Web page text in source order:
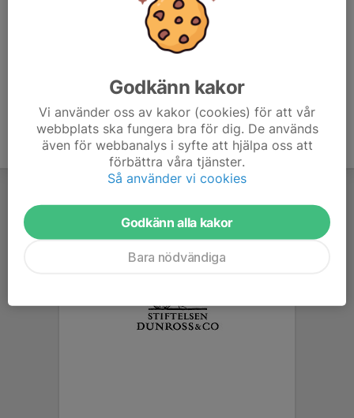
Godkänn kakor
Vi använder oss av kakor (cookies) för att vår
webbplats ska fungera bra för dig. De används
även för webbanalys i syfte att hjälpa oss att
förbättra våra tjänster.
Så använder vi cookies
Godkänn alla kakor
Bara nödvändiga